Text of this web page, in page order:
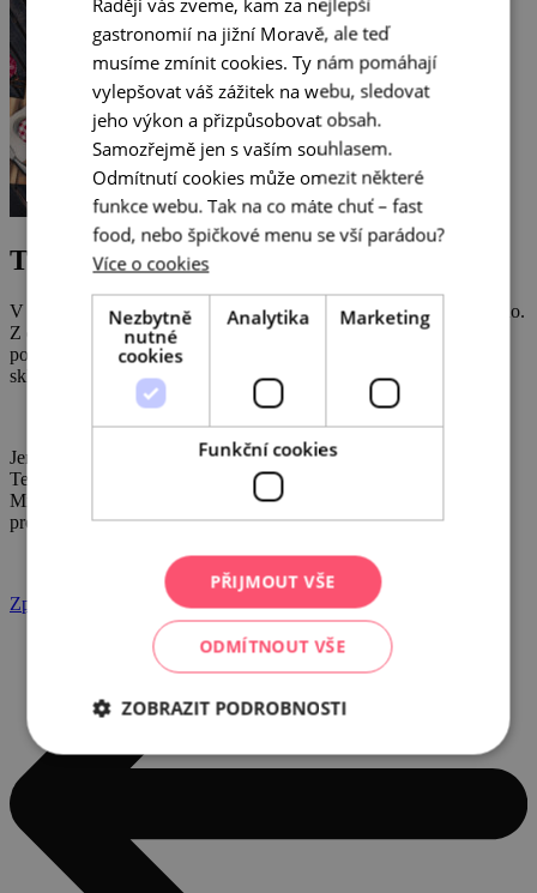
Tipy na aktivity v okolí
V Nosislavi přímo uprostřed návsi stojí přes 100 let starý lis na víno.
Z dubového dřeva, typický pro zdejší vinařskou oblast. Městečko
pořádá desítky slavností ročně, my doporučíme zářijové otevřené
sklepy! Kde jinde byste ochutnali burčákovou zmrzlinu…
Jen kousek to máte ke krásné barokní kovárně Těšany. Je v péči
Technického muzea Brno. A právě tady prý políbily múzy Aloise
Mrštíka, odtud si přivezl inspiraci k napsání Maryši! Výlet
protáhněte do Židlochovic k prosluléAkátové rozhledně.
Zpět na kategorii
GERMAN
gastronomií na jižní Moravě, ale teď
musíme zmínit cookies. Ty nám pomáhají
vylepšovat váš zážitek na webu, sledovat
jeho výkon a přizpůsobovat obsah.
Samozřejmě jen s vaším souhlasem.
Odmítnutí cookies může omezit některé
funkce webu. Tak na co máte chuť – fast
food, nebo špičkové menu se vší parádou?
Více o cookies
Nezbytně
nutné
cookies
Analytika Marketing
Funkční cookies
PŘIJMOUT VŠE
ODMÍTNOUT VŠE
ZOBRAZIT PODROBNOSTI